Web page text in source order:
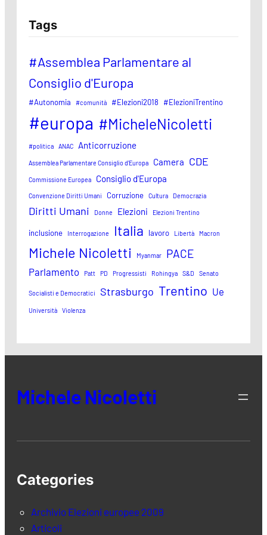
Tags
#Assemblea Parlamentare al
Consiglio d'Europa
#Autonomia #comunità #Elezioni2018 #ElezioniTrentino
#europa #MicheleNicoletti
#politica ANAC Anticorruzione
Assemblea Parlamentare Consiglio d'Europa Camera CDE
Commissione Europea Consiglio d'Europa
Convenzione Diritti Umani Corruzione Cultura Democrazia
Diritti Umani Donne Elezioni Elezioni Trentino
inclusione Interrogazione Italia lavoro Libertà Macron
Michele Nicoletti Myanmar PACE
Parlamento Patt PD Progressisti Rohingya S&D Senato
Socialisti e Democratici Strasburgo Trentino Ue
Università Violenza
Michele Nicoletti
Categories
Archivio Elezioni europee 2009
Articoli